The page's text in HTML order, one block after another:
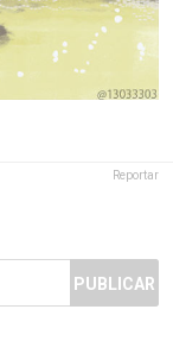
Reportar
PUBLICAR